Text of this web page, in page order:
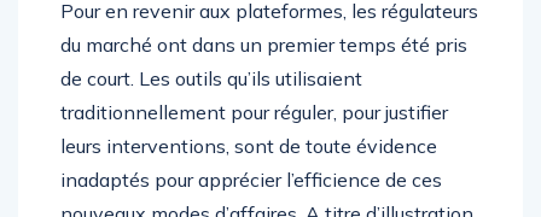
Pour en revenir aux plateformes, les régulateurs
du marché ont dans un premier temps été pris
de court. Les outils qu’ils utilisaient
traditionnellement pour réguler, pour justifier
leurs interventions, sont de toute évidence
inadaptés pour apprécier l’efficience de ces